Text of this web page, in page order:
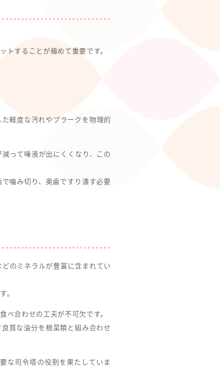
することが極めて重要です。
軽度な汚れやプラークを物理的
って唾液が出にくくなり、この
噛み切り、奥歯ですり潰す必要
のミネラルが豊富に含まれてい
。
合わせの工夫が不可欠です。
質な油分を根菜類と組み合わせ
な司令塔の役割を果たしていま